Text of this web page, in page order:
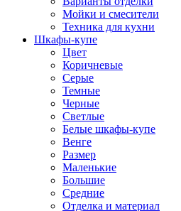
Мойки и смесители
Техника для кухни
Шкафы-купе
Цвет
Коричневые
Серые
Темные
Черные
Светлые
Белые шкафы-купе
Венге
Размер
Маленькие
Большие
Средние
Отделка и материал